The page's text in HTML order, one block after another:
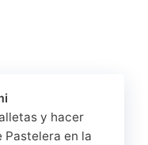
y hacer
Pastelera en la